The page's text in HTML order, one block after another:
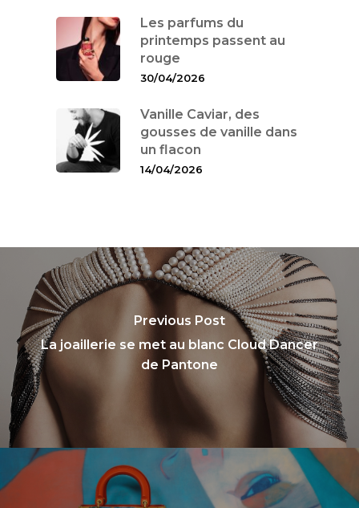
Les parfums du
printemps passent au
rouge
30/04/2026
Vanille Caviar, des
gousses de vanille dans
un flacon
14/04/2026
Previous Post
La joaillerie se met au blanc Cloud Dancer
de Pantone